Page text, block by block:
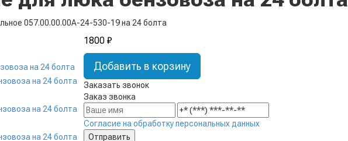
057.00.00.00А-24-530-19 на 24 болта
1800 ₽
Добавить в корзину
Заказать звонок
Заказ звонка
Согласие на обработку персональных данных